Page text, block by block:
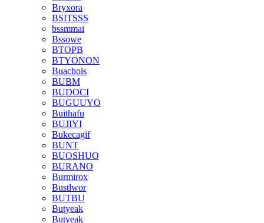
Bryxora
BSITSSS
bssmmai
Bssowe
BTOPB
BTYONON
Buachois
BUBM
BUDOCI
BUGUUYO
Buithafu
BUJIYI
Bukecagif
BUNT
BUOSHUO
BURANO
Burmirox
Bustlwor
BUTBU
Butyeak
Butyeak